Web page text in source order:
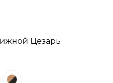
Цезарь